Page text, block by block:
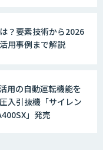
？要素技術から2026
用事例まで解説
用の自動運転機能を
入引抜機「サイレン
」発売